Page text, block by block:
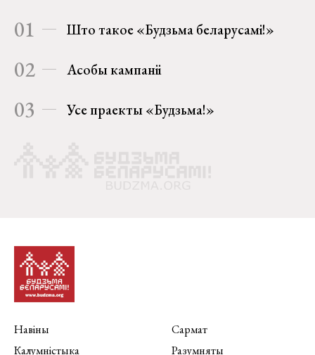
01 Што такое «Будзьма беларусамі!»
02 Асобы кампаніі
03 Усе праекты «Будзьма!»
Навіны
Калумністыка
Сармат
Разумняты